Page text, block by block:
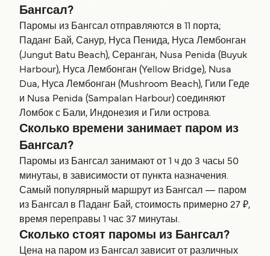
Бангсал?
Паромы из Бангсал отправляются в 11 порта;
Паданг Бай, Санур, Нуса Пенида, Нуса Лембонган
(Jungut Batu Beach), Серанган, Nusa Penida (Buyuk
Harbour), Нуса Лембонган (Yellow Bridge), Nusa
Dua, Нуса Лембонган (Mushroom Beach), Гили Геде
и Nusa Penida (Sampalan Harbour) соединяют
Ломбок с Бали, Индонезия и Гили острова.
Сколько времени занимает паром из
Бангсал?
Паромы из Бангсал занимают от 1 ч до 3 часы 50
минутаы, в зависимости от пункта назначения.
Самый популярный маршрут из Бангсал — паром
из Бангсал в Паданг Бай, стоимость примерно 27 ₽,
время переправы 1 час 37 минутаы.
Сколько стоят паромы из Бангсал?
Цена на паром из Бангсал зависит от различных